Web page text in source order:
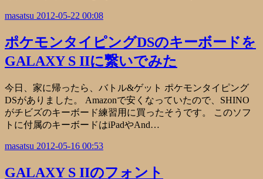
masatsu 2012-05-22 00:08
ポケモンタイピングDSのキーボードを
GALAXY S IIに繋いでみた
今日、家に帰ったら、バトル&ゲット ポケモンタイピング
DSがありました。 Amazonで安くなっていたので、SHINO
がチビズのキーボード練習用に買ったそうです。 このソフ
トに付属のキーボードはiPadやAnd…
masatsu 2012-05-16 00:53
GALAXY S IIのフォント